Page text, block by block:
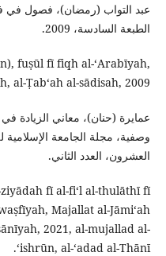
عبد التواب (رمضان)، فصول في
الطبعة السادسة، 2009.
fuṣūl fī fiqh al-ʻArabīyah,
Ṭabʻah al-sādisah, 2009.
عمايرة (حنان)، معاني الزيادة
العشرون، العدد الثاني.
fī al-fiʻl al-thulāthī fī
Majallat al-Jāmiʻah
2021, al-mujallad al-
ʻishrūn, al-ʻadad al-Thānī.